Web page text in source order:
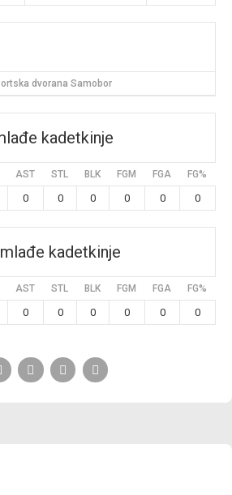
dvorana Samobor
kadetkinje
AST STL BLK FGM FGA FG%
0 0 0 0 0 0
kadetkinje
AST STL BLK FGM FGA FG%
0 0 0 0 0 0